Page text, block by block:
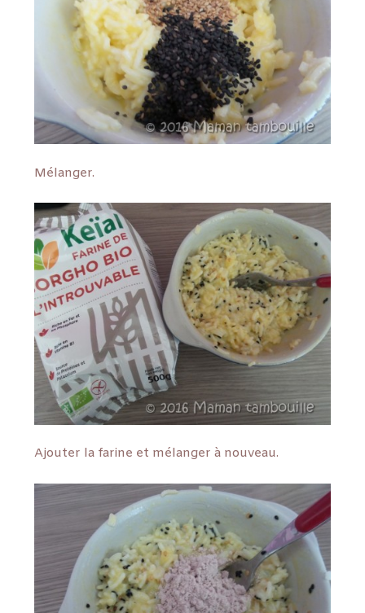
Mélanger.
Ajouter la farine et mélanger à nouveau.